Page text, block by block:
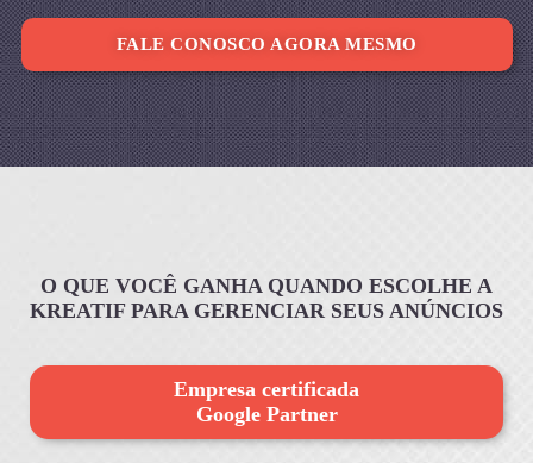
FALE CONOSCO AGORA MESMO
O QUE VOCÊ GANHA QUANDO ESCOLHE A
KREATIF PARA GERENCIAR SEUS ANÚNCIOS
Empresa certificada
Google Partner